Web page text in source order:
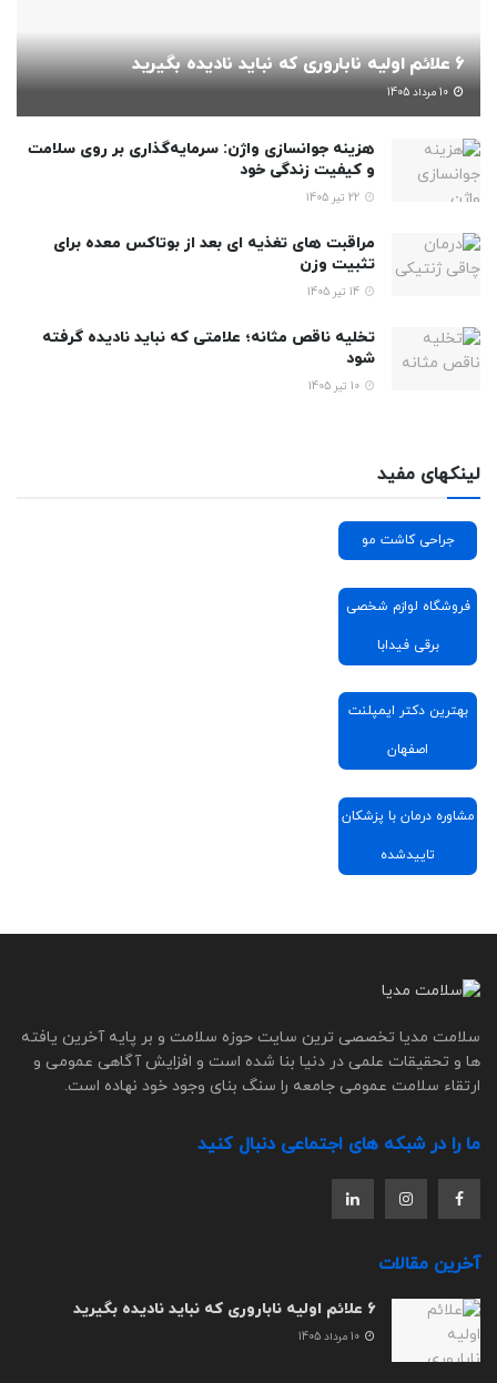
6 علائم اولیه ناباروری که نباید نادیده بگیرید
هزینه جوانسازی واژن: سرمایه‌گذاری بر روی سلامت
و کیفیت زندگی خود
مراقبت های تغذیه ای بعد از بوتاکس معده برای
تثبیت وزن
تخلیه ناقص مثانه؛ علامتی که نباید نادیده گرفته
شود
لینکهای مفید
جراحی کاشت مو
فروشگاه لوازم شخصی
برقی فیدابا
بهترین دکتر ایمپلنت
اصفهان
مشاوره درمان با پزشکان
تاییدشده
سلامت مدیا تخصصی ترین سایت حوزه سلامت و بر پایه آخرین یافته
ها و تحقیقات علمی در دنیا بنا شده است و افزایش آگاهی عمومی و
ارتقاء سلامت عمومی جامعه را سنگ بنای وجود خود نهاده است.
ما را در شبکه های اجتماعی دنبال کنید
آخرین مقالات
6 علائم اولیه ناباروری که نباید نادیده بگیرید